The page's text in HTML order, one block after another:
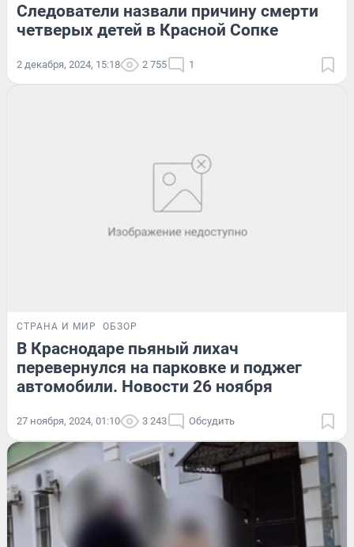
Следователи назвали причину смерти
четверых детей в Красной Сопке
2 декабря, 2024, 15:18 2 755 1
СТРАНА И МИР ОБЗОР
В Краснодаре пьяный лихач
перевернулся на парковке и поджег
автомобили. Новости 26 ноября
27 ноября, 2024, 01:10 3 243 Обсудить